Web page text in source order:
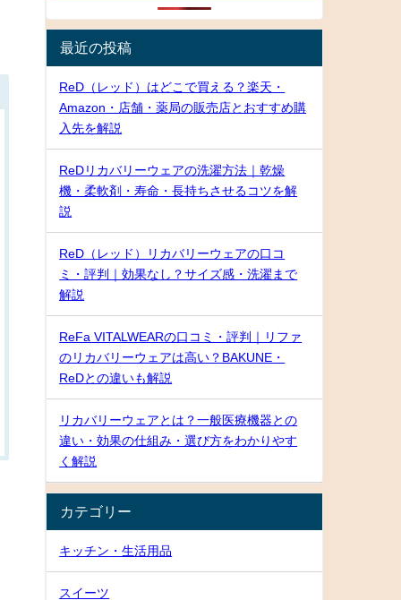
最近の投稿
ReD（レッド）はどこで買える？楽天・
Amazon・店舗・薬局の販売店とおすすめ購
入先を解説
ReDリカバリーウェアの洗濯方法｜乾燥
機・柔軟剤・寿命・長持ちさせるコツを解
説
ReD（レッド）リカバリーウェアの口コ
ミ・評判｜効果なし？サイズ感・洗濯まで
解説
ReFa VITALWEARの口コミ・評判｜リファ
のリカバリーウェアは高い？BAKUNE・
ReDとの違いも解説
リカバリーウェアとは？一般医療機器との
違い・効果の仕組み・選び方をわかりやす
く解説
カテゴリー
キッチン・生活用品
スイーツ